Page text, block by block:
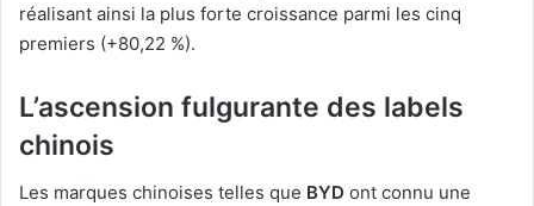
réalisant ainsi la plus forte croissance parmi les cinq
premiers (+80,22 %).
L’ascension fulgurante des labels
chinois
Les marques chinoises telles que BYD ont connu une